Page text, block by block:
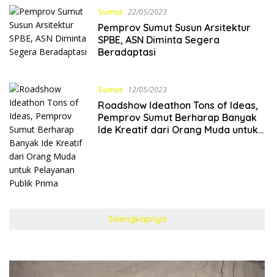
Sumut 22/05/2023
Pemprov Sumut Susun Arsitektur
SPBE, ASN Diminta Segera
Beradaptasi
Sumut 12/05/2023
Roadshow Ideathon Tons of Ideas,
Pemprov Sumut Berharap Banyak
Ide Kreatif dari Orang Muda untuk
Selengkapnya